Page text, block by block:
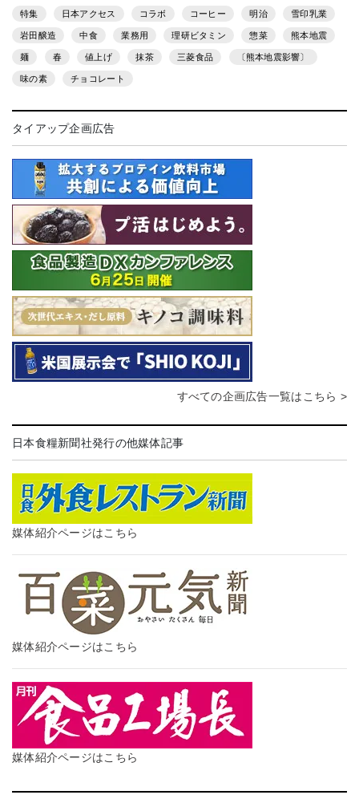
特集 日本アクセス コラボ コーヒー 明治 雪印乳業
岩田醸造 中食 業務用 理研ビタミン 惣菜 熊本地震
麺 春 値上げ 抹茶 三菱食品 〔熊本地震影響〕
味の素 チョコレート
タイアップ企画広告
すべての企画広告一覧はこちら >
日本食糧新聞社発行の他媒体記事
媒体紹介ページはこちら
媒体紹介ページはこちら
媒体紹介ページはこちら